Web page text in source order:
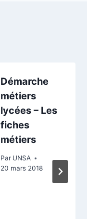
Démarche
métiers
lycées – Les
fiches
métiers
Par UNSA
20 mars 2018